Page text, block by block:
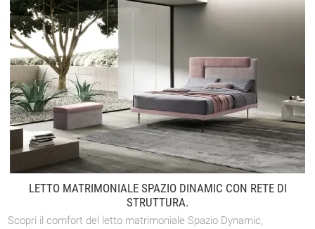
LETTO MATRIMONIALE SPAZIO DINAMIC CON RETE DI
STRUTTURA.
Scopri il comfort del letto matrimoniale Spazio Dynamic,